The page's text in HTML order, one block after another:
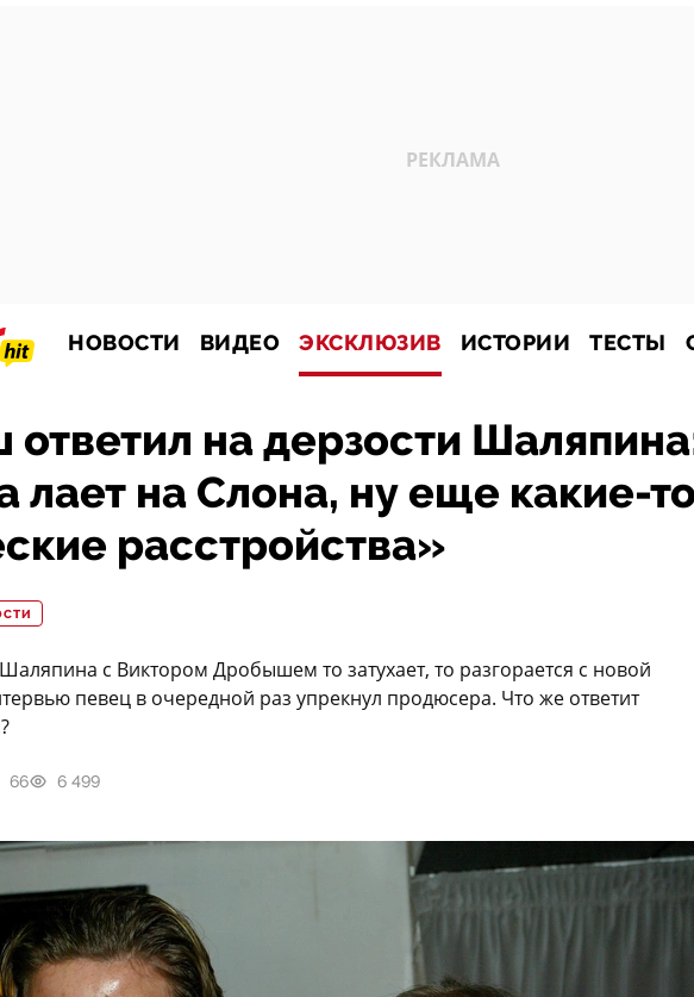
НОВОСТИ ВИДЕО ЭКСКЛЮЗИВ ИСТОРИИ ТЕСТЫ
на дерзости
лает на Слона, ну еще какие-то
расстройства»
с Виктором Дробышем то затухает, то разгорается с новой
певец в очередной раз упрекнул продюсера. Что же ответит
66 6 499